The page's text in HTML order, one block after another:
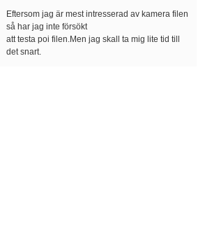
Eftersom jag är mest intresserad av kamera filen
så har jag inte försökt
att testa poi filen.Men jag skall ta mig lite tid till
det snart.